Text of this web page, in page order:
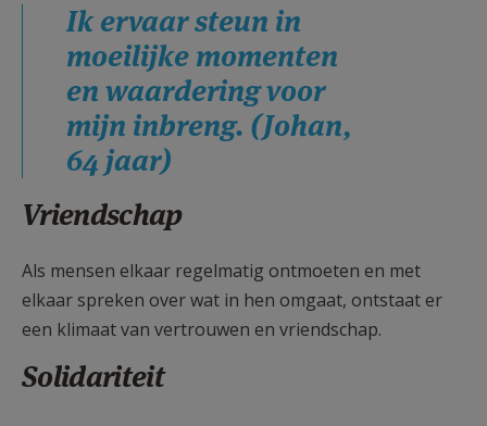
Ik ervaar steun in
moeilijke momenten
en waardering voor
mijn inbreng. (Johan,
64 jaar)
Vriendschap
Als mensen elkaar regelmatig ontmoeten en met
elkaar spreken over wat in hen omgaat, ontstaat er
een klimaat van vertrouwen en vriendschap.
Solidariteit